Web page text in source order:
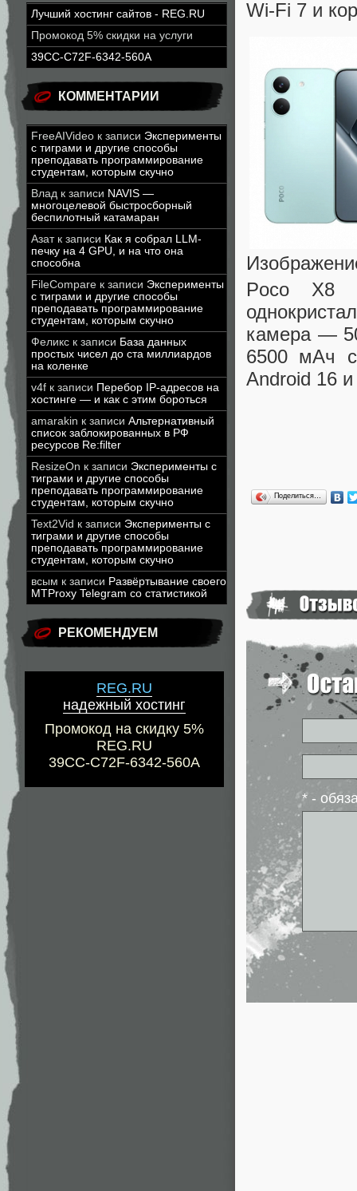
Лучший хостинг сайтов - REG.RU
Промокод 5% скидки на услуги
39CC-C72F-6342-560A
КОММЕНТАРИИ
FreeAIVideo к записи Эксперименты
с тиграми и другие способы
преподавать программирование
студентам, которым скучно
Влад к записи NAVIS —
многоцелевой быстросборный
беспилотный катамаран
Азатк записи Как я собрал LLM-
печку на 4 GPU, и на что она
способна
FileCompare к записи Эксперименты
с тиграми и другие способы
преподавать программирование
студентам, которым скучно
Феликс к записи База данных
простых чисел до ста миллиардов
на коленке
v4f к записи Перебор IP-адресов на
хостинге — и как с этим бороться
amarakin к записи Альтернативный
список заблокированных в РФ
ресурсов Re:filter
ResizeOn к записи Эксперименты с
тиграми и другие способы
преподавать программирование
студентам, которым скучно
Text2Vid к записи Эксперименты с
тиграми и другие способы
преподавать программирование
студентам, которым скучно
всым к записи Развёртывание своего
MTProxy Telegram со статистикой
РЕКОМЕНДУЕМ
REG.RU
надежный хостинг
Промокод на скидку 5%
REG.RU
39CC-C72F-6342-560A
Wi-Fi 7 и
Poco X8
камера —
6500 мАч
Android 16
Поделиться…
* -